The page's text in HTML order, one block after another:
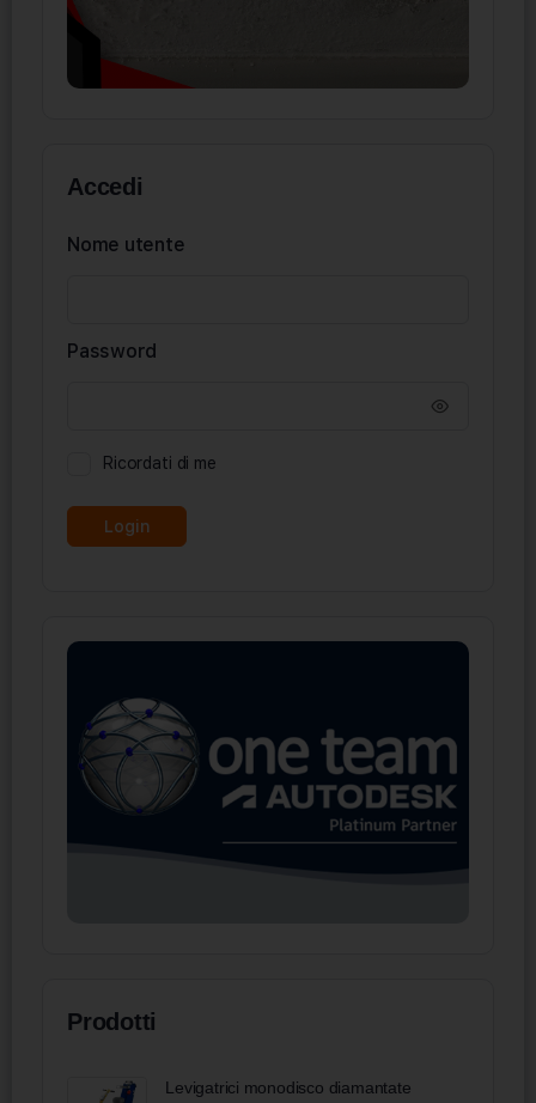
Accedi
Nome utente
Password
Ricordati di me
Prodotti
Levigatrici monodisco diamantate